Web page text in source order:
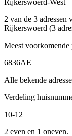
2 van de 3
Rijkerswoerd (3
Meest voorkomende
6836AE
Alle bekende
Verdeling
10-12
2 even en 1 oneven.